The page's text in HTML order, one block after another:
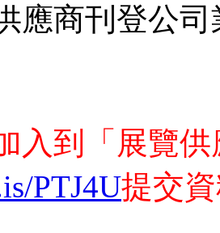
應商刊登公
入到「展覽
PTJ4U提交